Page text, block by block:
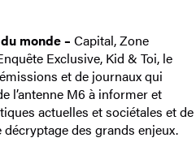
monde – Capital, Zone
Exclusive, Kid & Toi, le
et de journaux qui
l’antenne M6 à informer et
actuelles et sociétales et de
des grands enjeux.